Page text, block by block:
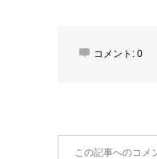
コメント: 0
この記事へのコメ